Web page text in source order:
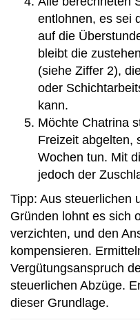
entlohnen, es sei
auf die
bleibt die
(siehe Ziffer 2),
oder
kann.
Möchte Chatrina
Freizeit abgelten,
Wochen tun. Mit
jedoch der
Tipp: Aus steuerlichen
Gründen lohnt es sich
verzichten, und den
kompensieren.
Vergütungsanspruch
steuerlichen Abzüge.
dieser Grundlage.